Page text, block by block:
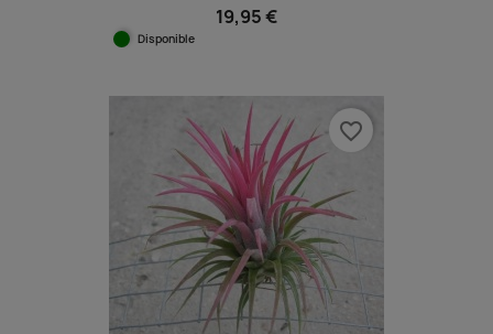
19,95 €
Disponible
favorite_border